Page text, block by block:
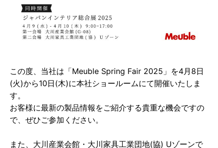
この度、当社は「Meuble Spring Fair 2025」を4月8日
(火)から10日(木)に本社ショールームにて開催いたしま
す。
お客様に最新の製品情報をご紹介する貴重な機会ですの
で、ぜひご参加ください。
また、大川産業会館・大川家具工業団地(協) Uゾーンで